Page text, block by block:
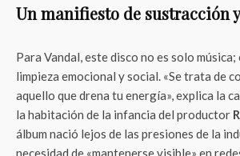
Un manifiesto de sustracción
Para Vandal, este disco no es solo música;
limpieza emocional y social. «Se trata de
aquello que drena tu energía», explica la
la habitación de la infancia del productor
álbum nació lejos de las presiones de la
necesidad de «mantenerse visible» en